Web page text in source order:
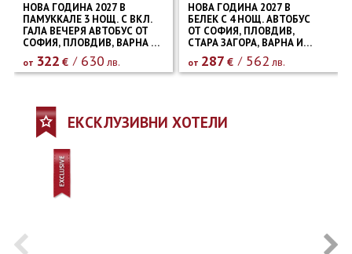
НОВА ГОДИНА 2027 В
ПАМУККАЛЕ 3 НОЩ. С ВКЛ.
ГАЛА ВЕЧЕРЯ АВТОБУС ОТ
СОФИЯ, ПЛОВДИВ, ВАРНА И
БУРГАС
от 322 € 630 лв.
НОВА ГОДИНА 2027 В
БЕЛЕК С 4 НОЩ. АВТОБУС
ОТ СОФИЯ, ПЛОВДИВ,
СТАРА ЗАГОРА, ВАРНА И
БУРГАС
от 287 € 562 лв.
ЕКСКЛУЗИВНИ ХОТЕЛИ